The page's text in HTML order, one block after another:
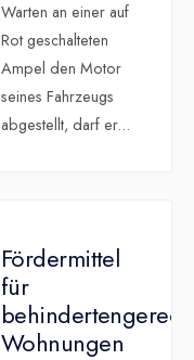
Warten an einer auf
Rot geschalteten
Ampel den Motor
seines Fahrzeugs
abgestellt, darf er...
Fördermittel
für
Wohnungen